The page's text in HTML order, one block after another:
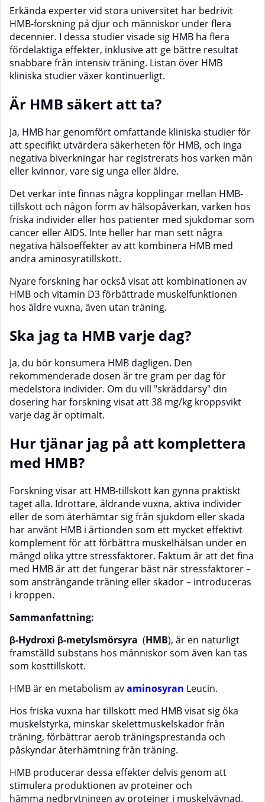
Erkända experter vid stora universitet har bedrivit
HMB-forskning på djur och människor under flera
decennier. I dessa studier visade sig HMB ha flera
fördelaktiga effekter, inklusive att ge bättre resultat
snabbare från intensiv träning. Listan över HMB
kliniska studier växer kontinuerligt.
Är HMB säkert att ta?
Ja, HMB har genomfört omfattande kliniska studier för
att specifikt utvärdera säkerheten för HMB, och inga
negativa biverkningar har registrerats hos varken män
eller kvinnor, vare sig unga eller äldre.
Det verkar inte finnas några kopplingar mellan HMB-
tillskott och någon form av hälsopåverkan, varken hos
friska individer eller hos patienter med sjukdomar som
cancer eller AIDS. Inte heller har man sett några
negativa hälsoeffekter av att kombinera HMB med
andra aminosyratillskott.
Nyare forskning har också visat att kombinationen av
HMB och vitamin D3 förbättrade muskelfunktionen
hos äldre vuxna, även utan träning.
Ska jag ta HMB varje dag?
Ja, du bör konsumera HMB dagligen. Den
rekommenderade dosen är tre gram per dag för
medelstora individer. Om du vill "skräddarsy" din
dosering har forskning visat att 38 mg/kg kroppsvikt
varje dag är optimalt.
Hur tjänar jag på att komplettera
med HMB?
Forskning visar att HMB-tillskott kan gynna praktiskt
taget alla. Idrottare, åldrande vuxna, aktiva individer
eller de som återhämtar sig från sjukdom eller skada
har använt HMB i årtionden som ett mycket effektivt
komplement för att förbättra muskelhälsan under en
mängd olika yttre stressfaktorer. Faktum är att det fina
med HMB är att det fungerar bäst när stressfaktorer –
som ansträngande träning eller skador – introduceras
i kroppen.
Sammanfattning:
β-Hydroxi β-metylsmörsyra (HMB), är en naturligt
framställd substans hos människor som även kan tas
som kosttillskott.
HMB är en metabolism avaminosyran Leucin.
Hos friska vuxna har tillskott med HMB visat sig öka
muskelstyrka, minskar skelettmuskelskador från
träning, förbättrar aerob träningsprestanda och
påskyndar återhämtning från träning.
HMB producerar dessa effekter delvis genom att
stimulera produktionen av proteiner och
hämma nedbrytningen av proteiner i muskelvävnad.